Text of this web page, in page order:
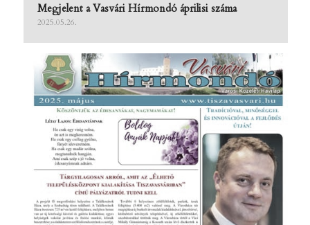
Megjelent a Vasvári Hírmondó áprilisi száma
2025.05.26.